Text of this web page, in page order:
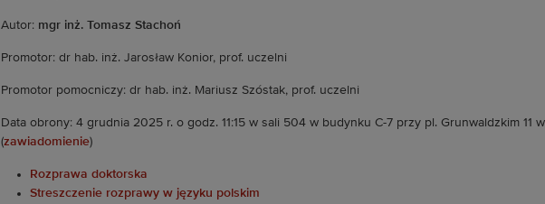
Autor: mgr inż. Tomasz Stachoń
Promotor: dr hab. inż. Jarosław Konior, prof. uczelni
Promotor pomocniczy: dr hab. inż. Mariusz Szóstak, prof. uczelni
Data obrony: 4 grudnia 2025 r. o godz. 11:15 w sali 504 w budynku C-7 przy pl. Grunwaldzkim 11
(zawiadomienie)
Rozprawa doktorska
Streszczenie rozprawy w języku polskim